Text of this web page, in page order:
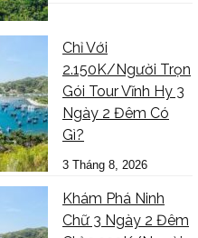
Chỉ Với
2.150K/Người Trọn
Gói Tour Vĩnh Hy 3
Ngày 2 Đêm Có
Gì?
3 Tháng 8, 2026
Khám Phá Ninh
Chữ 3 Ngày 2 Đêm